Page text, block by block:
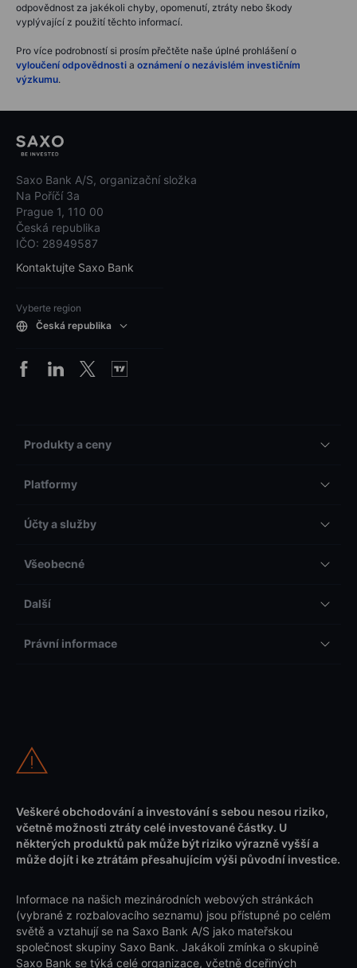
odpovědnost za jakékoli chyby, opomenutí, ztráty nebo škody
vyplývající z použití těchto informací.
Pro více podrobností si prosím přečtěte naše úplné prohlášení o
vyloučení odpovědnosti a oznámení o nezávislém investičním
výzkumu.
Saxo Bank A/S, organizační složka
Na Poříčí 3a
Prague 1, 110 00
Česká republika
IČO: 28949587
Kontaktujte Saxo Bank
Vyberte region
Česká republika
Produkty a ceny
Platformy
Účty a služby
Všeobecné
Další
Právní informace
Veškeré obchodování a investování s sebou nesou riziko,
včetně možnosti ztráty celé investované částky. U
některých produktů pak může být riziko výrazně vyšší a
může dojít i ke ztrátám přesahujícím výši původní investice.
Informace na našich mezinárodních webových stránkách
(vybrané z rozbalovacího seznamu) jsou přístupné po celém
světě a vztahují se na Saxo Bank A/S jako mateřskou
společnost skupiny Saxo Bank. Jakákoli zmínka o skupině
Saxo Bank se týká celé organizace, včetně dceřiných